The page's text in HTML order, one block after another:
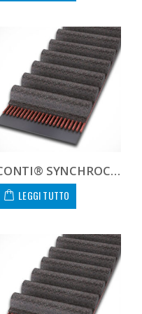
CONTI® SYNCHROCOLOR CXA HTD14177840COLCXA
LEGGI TUTTO